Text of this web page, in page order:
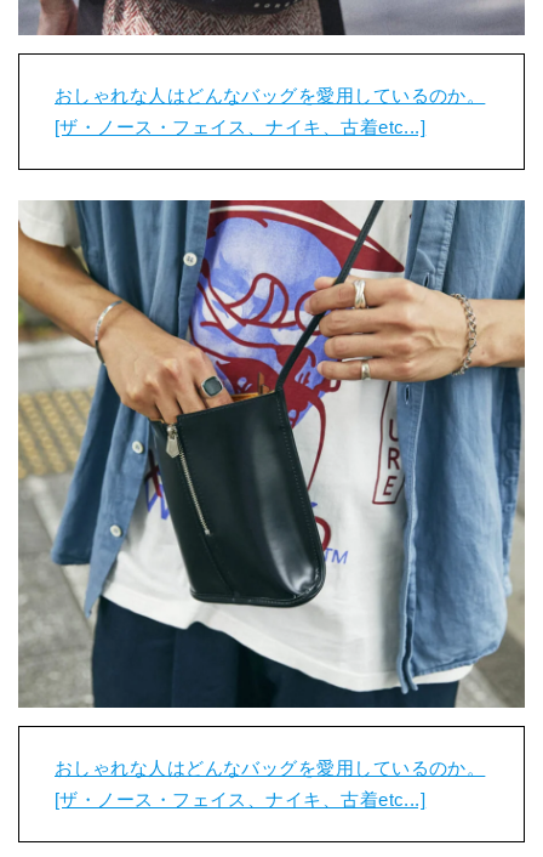
おしゃれな人はどんなバッグを愛用しているのか。
[ザ・ノース・フェイス、ナイキ、古着etc...]
おしゃれな人はどんなバッグを愛用しているのか。
[ザ・ノース・フェイス、ナイキ、古着etc...]